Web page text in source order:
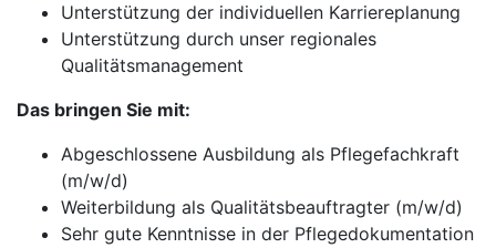
Unterstützung der individuellen Karriereplanung
Unterstützung durch unser regionales
Qualitätsmanagement
Das bringen Sie mit:
Abgeschlossene Ausbildung als Pflegefachkraft
(m/w/d)
Weiterbildung als Qualitätsbeauftragter (m/w/d)
Sehr gute Kenntnisse in der Pflegedokumentation